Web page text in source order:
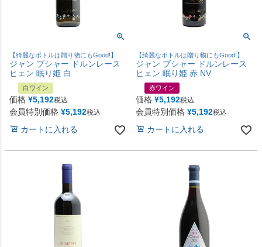
【綺麗なボトルは贈り物にもGood!】
ジャン ブシャー ドルンレース
ヒェン 眠り姫 白
白ワイン
価格 ¥5,192税込
会員特別価格 ¥5,192税込
カートに入れる
【綺麗なボトルは贈り物にもGood!】
ジャン ブシャー ドルンレース
ヒェン 眠り姫 赤 NV
赤ワイン
価格 ¥5,192税込
会員特別価格 ¥5,192税込
カートに入れる